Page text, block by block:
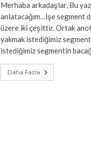
Merhaba arkadaşlar, Bu
anlatacağım…İşe segment
üzere iki çeşittir. Ortak
yakmak istediğimiz
istediğimiz segmentin
Daha Fazla